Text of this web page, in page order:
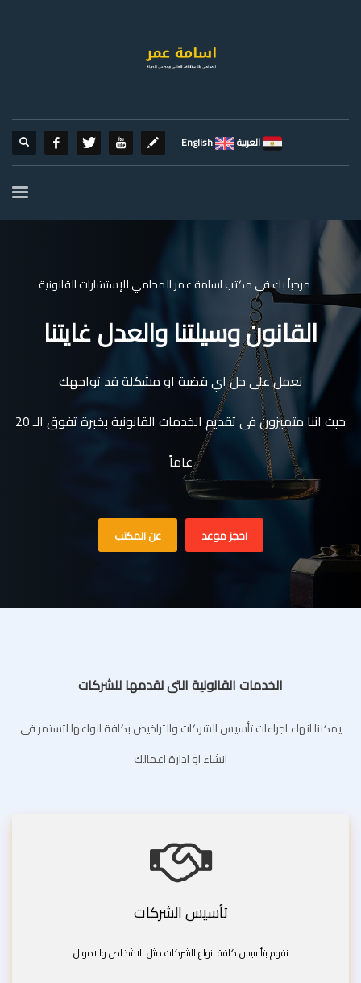
العربية English
ـــ مرحباً بك فى مكتب اسامة عمر المحامي للإستشارات القانونية
القانون وسيلتنا والعدل غايتنا
نعمل على حل اي قضية او مشكلة قد تواجهك
حيث اننا متميزون فى تقديم الخدمات القانونية بخبرة تفوق الـ 20
عاماً
احجز موعد عن المكتب
الخدمات القانونية التى نقدمها للشركات
يمكننا انهاء اجراءات تأسيس الشركات والتراخيص بكافة انواعها لتستمر فى
انشاء او ادارة اعمالك
تأسيس الشركات
نقوم بتأسيس كافة انواع الشركات مثل الاشخاص والاموال